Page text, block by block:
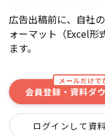
広告出稿前に、自社
ォーマット（Excel形
ます。
メールだけで
会員登録・資料ダ
ログインして資